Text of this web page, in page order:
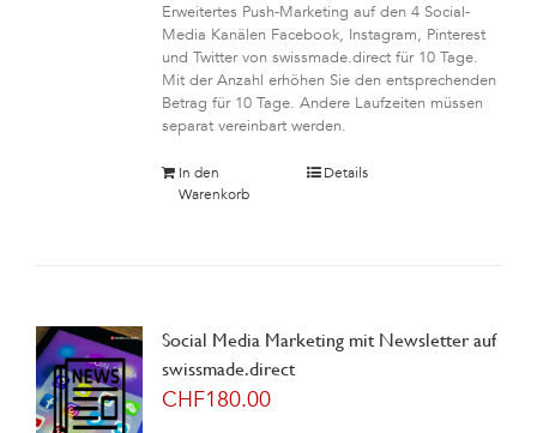
Erweitertes Push-Marketing auf den 4 Social-
Media Kanälen Facebook, Instagram, Pinterest
und Twitter von swissmade.direct für 10 Tage.
Mit der Anzahl erhöhen Sie den entsprechenden
Betrag für 10 Tage. Andere Laufzeiten müssen
separat vereinbart werden.
In den
Warenkorb
Details
Social Media Marketing mit Newsletter auf
swissmade.direct
CHF180.00